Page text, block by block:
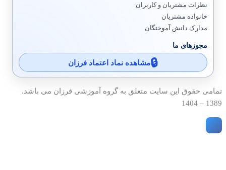
نظرات مشتریان و کاربران
خانواده مشتریان
مدارک دانش آموختگان
مجوزهای ما
مشاهده نماد اعتماد فرزان
تمامی حقوق این سایت متعلق به گروه آموزشی فرزان می باشد.
1389 – 1404